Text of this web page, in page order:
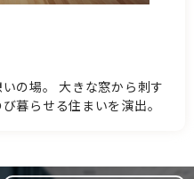
の場。 大きな窓から刺す
暮らせる住まいを演出。